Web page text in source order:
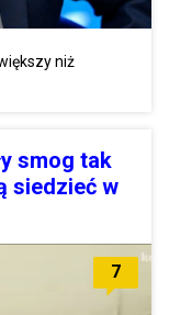
niż
smog tak
siedzieć w
7